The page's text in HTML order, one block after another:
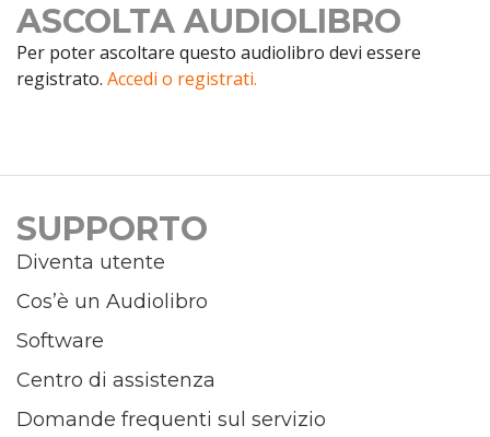
ASCOLTA AUDIOLIBRO
Per poter ascoltare questo audiolibro devi essere
registrato. Accedi o registrati.
SUPPORTO
Diventa utente
Cos’è un Audiolibro
Software
Centro di assistenza
Domande frequenti sul servizio